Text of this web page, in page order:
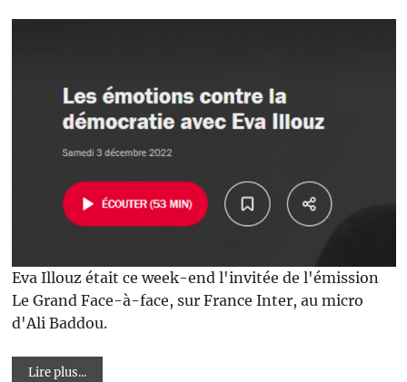
Eva Illouz était ce week-end l'invitée de l'émission
Le Grand Face-à-face, sur France Inter, au micro
d'Ali Baddou.
Lire plus...